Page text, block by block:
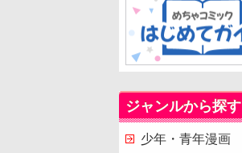
ジャンルから探す
少年・青年漫画